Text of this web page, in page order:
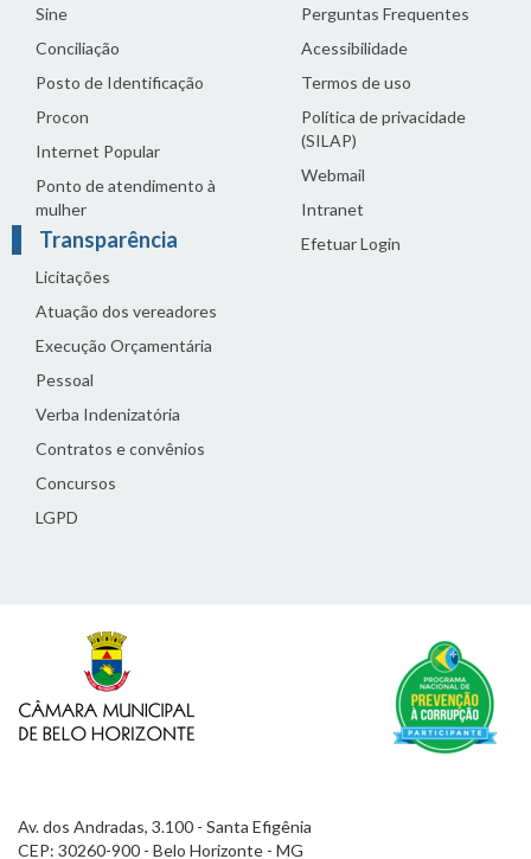
Sine
Conciliação
Posto de Identificação
Procon
Internet Popular
Ponto de atendimento à
mulher
Transparência
Licitações
Atuação dos vereadores
Execução Orçamentária
Pessoal
Verba Indenizatória
Contratos e convênios
Concursos
LGPD
Perguntas Frequentes
Acessibilidade
Termos de uso
Política de privacidade
(SILAP)
Webmail
Intranet
Efetuar Login
Av. dos Andradas, 3.100 - Santa Efigênia
CEP: 30260-900 - Belo Horizonte - MG